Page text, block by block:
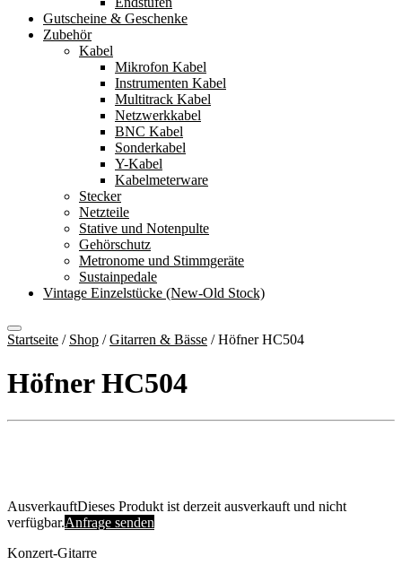
Gutscheine & Geschenke
Zubehör
Kabel
Mikrofon Kabel
Instrumenten Kabel
Multitrack Kabel
Netzwerkkabel
BNC Kabel
Sonderkabel
Y-Kabel
Kabelmeterware
Stecker
Netzteile
Stative und Notenpulte
Gehörschutz
Metronome und Stimmgeräte
Sustainpedale
Vintage Einzelstücke (New-Old Stock)
Startseite / Shop /Gitarren & Bässe /Höfner HC504
Höfner HC504
AusverkauftDieses Produkt ist derzeit ausverkauft und nicht
verfügbar.Anfrage senden
Konzert-Gitarre